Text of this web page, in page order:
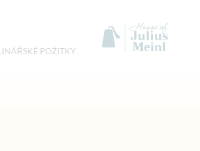
POŽITKY